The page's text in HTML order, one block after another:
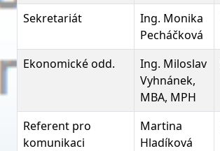
Sekretariát
Ing. Monika
Pecháčková
Ekonomické odd.
Ing. Miloslav
Vyhnánek,
MBA, MPH
Referent pro
komunikaci
Martina
Hladíková